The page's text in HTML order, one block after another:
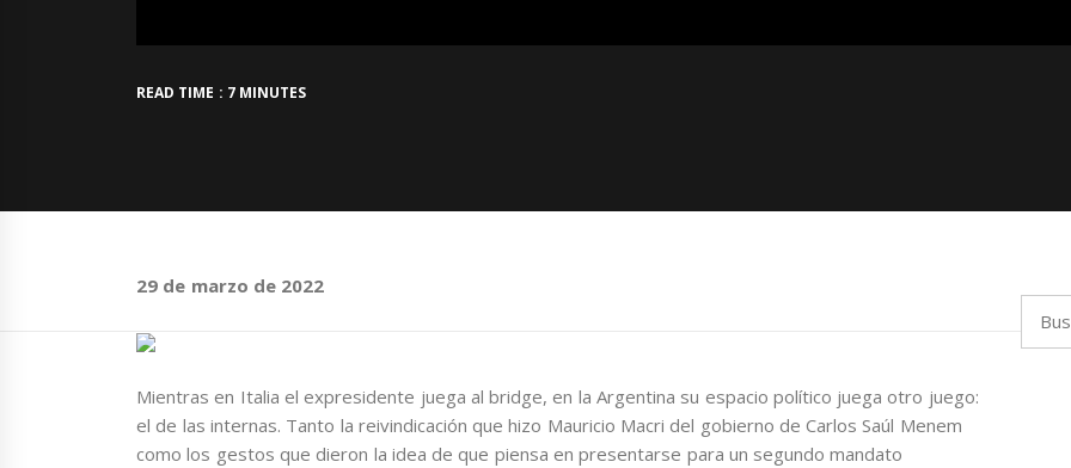
READ TIME : 7 MINUTES
29 de marzo de 2022
Mientras en Italia el expresidente juega al bridge, en la Argentina su espacio político juega otro juego:
el de las internas. Tanto la reivindicación que hizo Mauricio Macri del gobierno de Carlos Saúl Menem
como los gestos que dieron la idea de que piensa en presentarse para un segundo mandato